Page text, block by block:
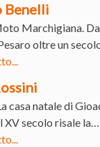
Benelli
Marchigiana.
oltre un
casa natale di
XV secolo risale la…